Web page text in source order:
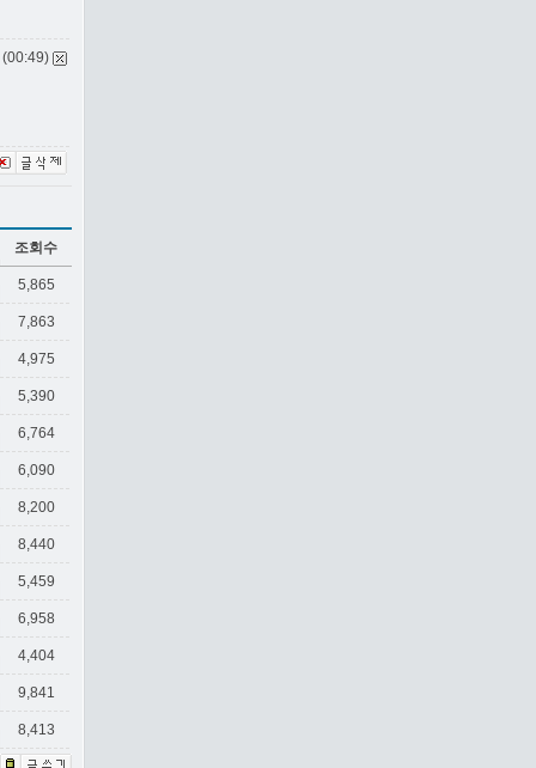
조회수
5,865
7,863
4,975
5,390
6,764
6,090
8,200
8,440
5,459
6,958
4,404
9,841
8,413